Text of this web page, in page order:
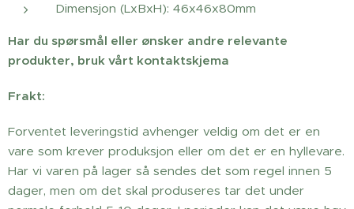
Dimensjon (LxBxH): 46x46x80mm
Har du spørsmål eller ønsker andre relevante
produkter, bruk vårt kontaktskjema
Frakt:
Forventet leveringstid avhenger veldig om det er en
vare som krever produksjon eller om det er en hyllevare.
Har vi varen på lager så sendes det som regel innen 5
dager, men om det skal produseres tar det under